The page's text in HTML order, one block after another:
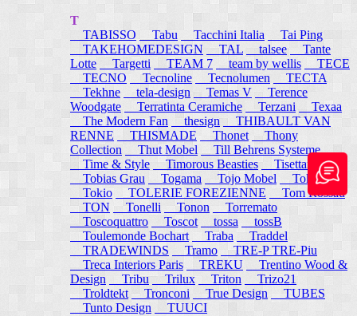
T
TABISSO
Tabu Tacchini Italia
Tai Ping
TAKEHOMEDESIGN
TAL talsee
Tante
Lotte
Targetti TEAM 7 team by wellis
TECE
TECNO
Tecnoline Tecnolumen
TECTA
Tekhne
tela-design Temas V
Terence
Woodgate
Terratinta Ceramiche Terzani
Texaa
The Modern Fan
thesign
THIBAULT VAN
RENNE
THISMADE Thonet
Thony
Collection
Thut Mobel
Till Behrens Systeme
Time & Style
Timorous Beasties
Tisettanta
Tobias Grau
Togama Tojo Mobel
Token
Tokio
TOLERIE FOREZIENNE
Tom Rossau
TON
Tonelli Tonon
Torremato
Toscoquattro
Toscot tossa
tossB
Toulemonde Bochart
Traba
Traddel
TRADEWINDS
Tramo
TRE-P TRE-Piu
Treca Interiors Paris
TREKU
Trentino Wood &
Design
Tribu Trilux Triton
Trizo21
Troldtekt Tronconi True Design
TUBES
Tunto Design
TUUCI